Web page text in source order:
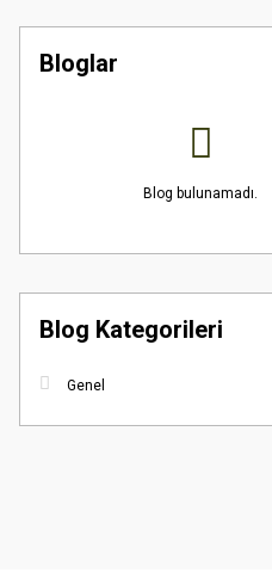
Bloglar
Blog bulunamadı.
Blog Kategorileri
Genel